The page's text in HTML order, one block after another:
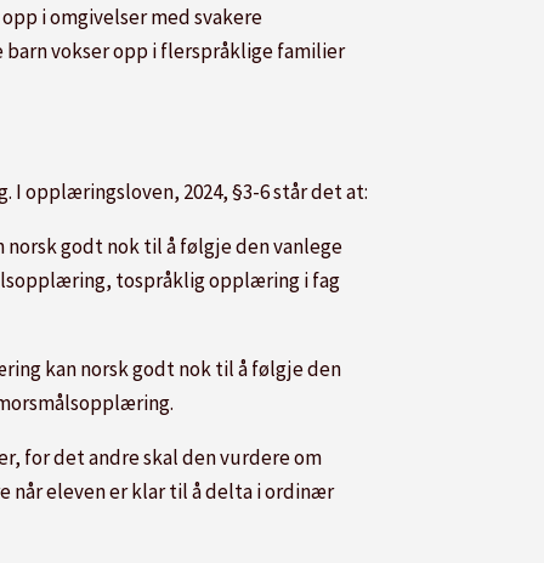
i omgivelser med svakere
vokser opp i flerspråklige familier
opplæringsloven, 2024, §3-6 står det at:
godt nok til å følgje den vanlege
tospråklig opplæring i fag
kan norsk godt nok til å følgje den
for det andre skal den vurdere om
når eleven er klar til å delta i ordinær